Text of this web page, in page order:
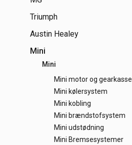
Triumph
Austin Healey
Mini
Mini
Mini motor og gearkasse
Mini kølersystem
Mini kobling
Mini brændstofsystem
Mini udstødning
Mini Bremsesystemer